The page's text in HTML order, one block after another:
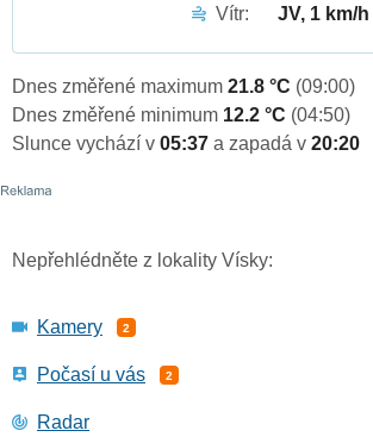
Vítr:
JV, 1 km/h
Dnes změřené maximum 21.8 °C (09:00)
Dnes změřené minimum 12.2 °C (04:50)
Slunce vychází v 05:37 a zapadá v 20:20
Nepřehlédněte z lokality Vísky:
Kamery 2
Počasí u vás 2
Radar